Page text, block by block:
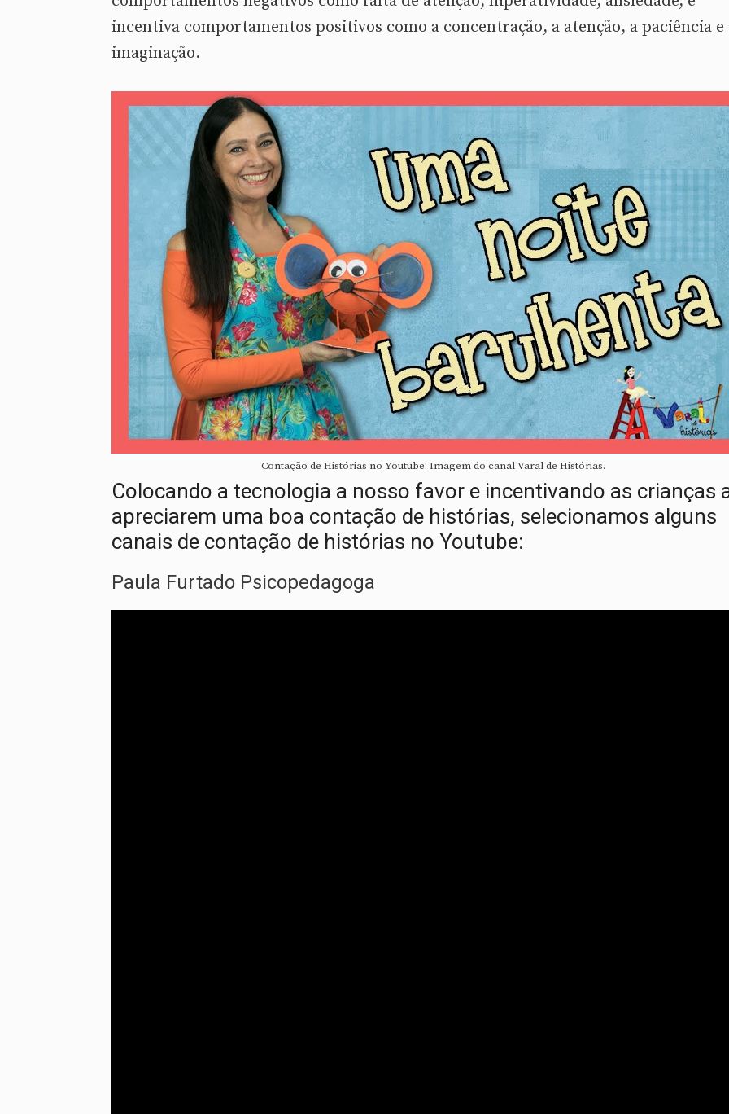
incentiva comportamentos positivos como a concentração, a atenção, a paciência e
imaginação.
Contação de Histórias no Youtube! Imagem do canal Varal de Histórias.
Colocando a tecnologia a nosso favor e incentivando as crianças
apreciarem uma boa contação de histórias, selecionamos alguns
canais de contação de histórias no Youtube:
Paula Furtado Psicopedagoga